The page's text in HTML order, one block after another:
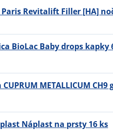
Paris Revitalift Filler [HA]
BioLac Baby drops kapky
METALLICUM CH9
Náplast na prsty 16 ks